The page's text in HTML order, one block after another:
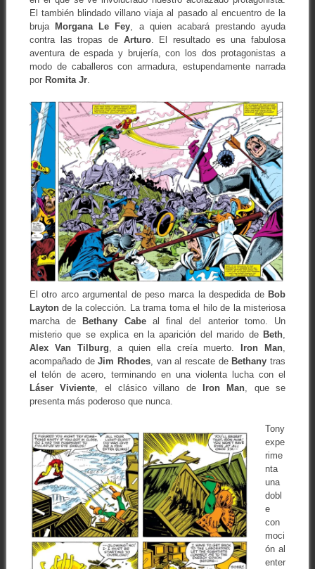
El también blindado villano viaja al pasado al encuentro de la
bruja Morgana Le Fey, a quien acabará prestando ayuda
contra las tropas de Arturo. El resultado es una fabulosa
aventura de espada y brujería, con los dos protagonistas a
modo de caballeros con armadura, estupendamente narrada
por Romita Jr.
El otro arco argumental de peso marca la despedida de Bob
Laytonde la colección. La trama toma el hilo de la misteriosa
marcha de
Bethany Cabeal final del anterior tomo. Un
misterio que se explica en la aparición del marido de Beth,
Alex Van Tilburg, a quien ella creía muerto. Iron Man,
acompañado deJim Rhodes, van al rescate de Bethany tras
el telón de acero, terminando en una violenta lucha con el
Láser Viviente, el clásico villano de Iron Man, que se
presenta más poderoso que nunca.
Tony
expe
rime
nta
una
dobl
e
con
moci
ón al
enter